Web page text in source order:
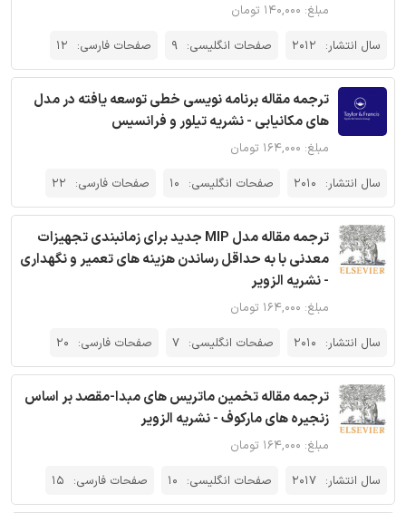
مبلغ: ۱۴۰,۰۰۰ تومان
سال انتشار: 2012 صفحات انگلیسی: 9 صفحات فارسی: 12
ترجمه مقاله برنامه نویسی خطی توسعه یافته در مدل
های مکانیابی - نشریه تیلور و فرانسیس
مبلغ: ۱۶۴,۰۰۰ تومان
سال انتشار: 2010 صفحات انگلیسی: 10 صفحات فارسی: 22
ترجمه مقاله مدل MIP جدید برای زمانبندی تجهیزات
معدنی با به حداقل رساندن هزینه های تعمیر و نگهداری
- نشریه الزویر
مبلغ: ۱۶۴,۰۰۰ تومان
سال انتشار: 2010 صفحات انگلیسی: 7 صفحات فارسی: 20
ترجمه مقاله تخمین ماتریس های مبدا-مقصد بر اساس
زنجیره های مارکوف - نشریه الزویر
مبلغ: ۱۶۴,۰۰۰ تومان
سال انتشار: 2017 صفحات انگلیسی: 10 صفحات فارسی: 15